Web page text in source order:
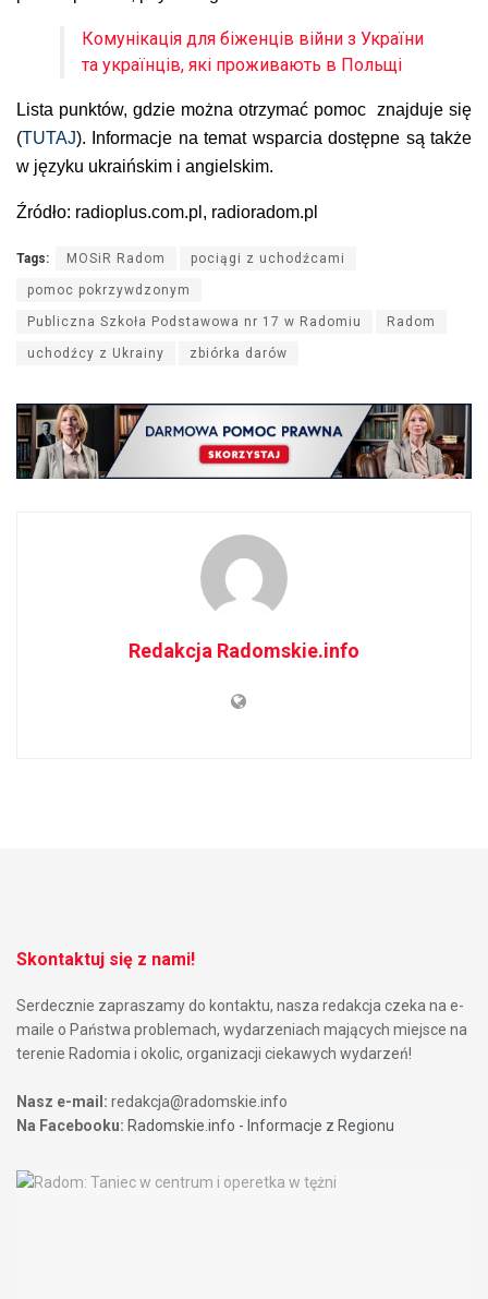
Комунікація для біженців війни з України
та українців, які проживають в Польщі
Lista punktów, gdzie można otrzymać pomoc znajduje się
(TUTAJ). Informacje na temat wsparcia dostępne są także
w języku ukraińskim i angielskim.
Źródło: radioplus.com.pl, radioradom.pl
Tags: MOSiR Radom pociągi z uchodźcami
pomoc pokrzywdzonym
Publiczna Szkoła Podstawowa nr 17 w Radomiu Radom
uchodźcy z Ukrainy zbiórka darów
Redakcja Radomskie.info
Skontaktuj się z nami!
Serdecznie zapraszamy do kontaktu, nasza redakcja czeka na e-
maile o Państwa problemach, wydarzeniach mających miejsce na
terenie Radomia i okolic, organizacji ciekawych wydarzeń!
Nasz e-mail: redakcja@radomskie.info
Na Facebooku: Radomskie.info - Informacje z Regionu